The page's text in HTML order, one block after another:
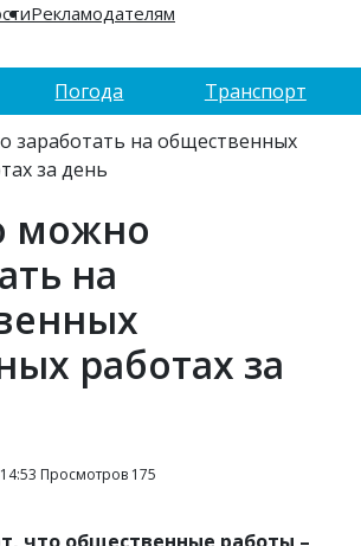
Рекламодателям
Погода Транспорт
можно
на
работах за
Просмотров 175